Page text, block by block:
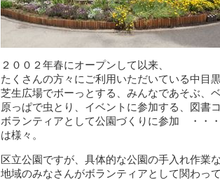
２００２年春にオープンして以来、
たくさんの方々にご利用いただいている中目
芝生広場でボーっとする、みんなであそぶ、
原っぱで虫とり、イベントに参加する、図書
ボランティアとして公園づくりに参加 ・・
は様々。
区立公園ですが、具体的な公園の手入れ作業
地域のみなさんがボランティアとして関わっ